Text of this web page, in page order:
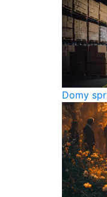
Domy